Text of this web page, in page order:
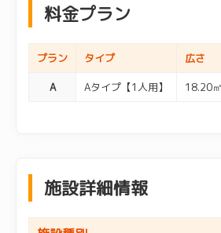
料金プラン
プラン タイプ 広さ
A Aタイプ【1人用】 18.20㎡
施設詳細情報